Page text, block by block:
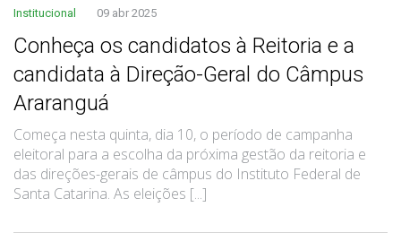
Institucional 09 abr 2025
Conheça os candidatos à Reitoria e a
candidata à Direção-Geral do Câmpus
Araranguá
Começa nesta quinta, dia 10, o período de campanha
eleitoral para a escolha da próxima gestão da reitoria e
das direções-gerais de câmpus do Instituto Federal de
Santa Catarina. As eleições [...]